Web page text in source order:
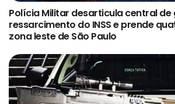
Polícia Militar desarticula central de
ressarcimento do INSS e prende
zona leste de São Paulo